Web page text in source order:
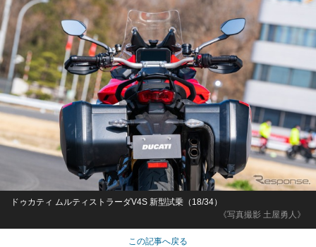
《写真撮影 土屋勇人》
ドゥカティ ムルティストラーダV4S 新型試乗（18/34）
この記事へ戻る